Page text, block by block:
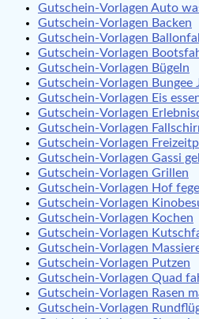
Gutschein-Vorlagen Auto
Gutschein-Vorlagen Backen
Gutschein-Vorlagen
Gutschein-Vorlagen
Gutschein-Vorlagen Bügeln
Gutschein-Vorlagen Bungee
Gutschein-Vorlagen Eis
Gutschein-Vorlagen
Gutschein-Vorlagen
Gutschein-Vorlagen
Gutschein-Vorlagen Gassi
Gutschein-Vorlagen Grillen
Gutschein-Vorlagen Hof
Gutschein-Vorlagen
Gutschein-Vorlagen Kochen
Gutschein-Vorlagen
Gutschein-Vorlagen
Gutschein-Vorlagen Putzen
Gutschein-Vorlagen Quad
Gutschein-Vorlagen Rasen
Gutschein-Vorlagen